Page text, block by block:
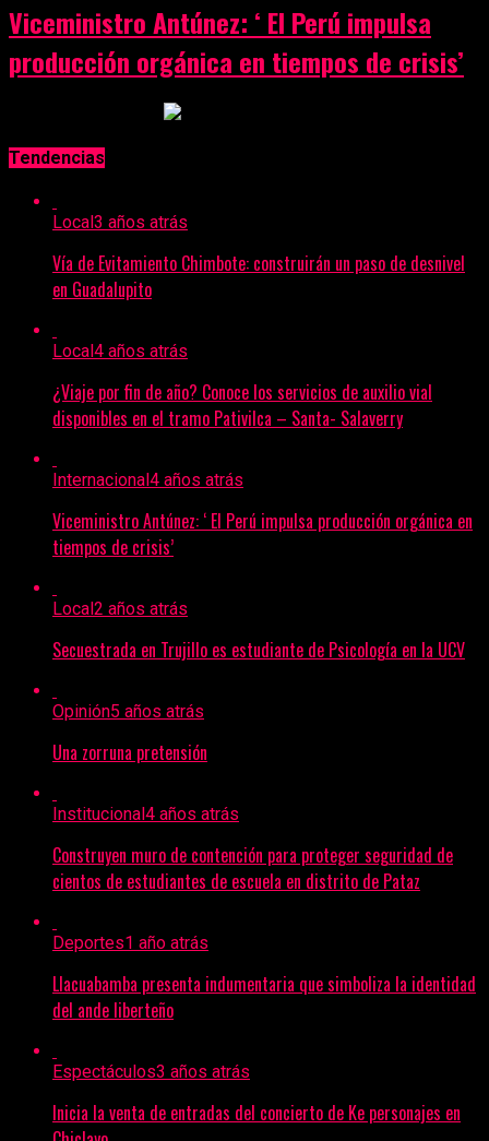
Viceministro Antúnez: ‘ El Perú impulsa
producción orgánica en tiempos de crisis’
Tendencias
Local 3 años atrás
Vía de Evitamiento Chimbote: construirán un paso de desnivel
en Guadalupito
Local 4 años atrás
¿Viaje por fin de año? Conoce los servicios de auxilio vial
disponibles en el tramo Pativilca – Santa- Salaverry
Internacional 4 años atrás
Viceministro Antúnez: ‘ El Perú impulsa producción orgánica en
tiempos de crisis’
Local 2 años atrás
Secuestrada en Trujillo es estudiante de Psicología en la UCV
Opinión5 años atrás
Una zorruna pretensión
Institucional 4 años atrás
Construyen muro de contención para proteger seguridad de
cientos de estudiantes de escuela en distrito de Pataz
Deportes1 año atrás
Llacuabamba presenta indumentaria que simboliza la identidad
del ande liberteño
Espectáculos3 años atrás
Inicia la venta de entradas del concierto de Ke personajes en